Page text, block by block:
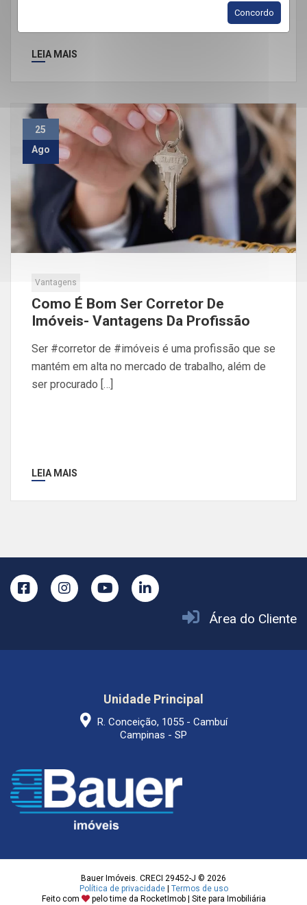
Concordo
LEIA MAIS
25
Ago
Vantagens
Como É Bom Ser Corretor De
Imóveis- Vantagens Da Profissão
Ser #corretor de #imóveis é uma profissão que se
mantém em alta no mercado de trabalho, além de
ser procurado […]
LEIA MAIS
Área do Cliente
Unidade Principal
R. Conceição, 1055 - Cambuí
Campinas - SP
Bauer Imóveis. CRECI 29452-J © 2026
Política de privacidade| Termos de uso
Feito com
pelo time da RocketImob | Site para Imobiliária